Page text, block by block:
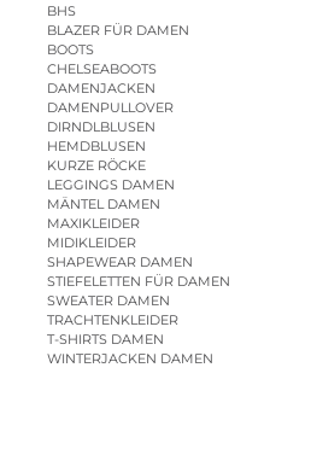
BHS
BLAZER FÜR DAMEN
BOOTS
CHELSEABOOTS
DAMENJACKEN
DAMENPULLOVER
DIRNDLBLUSEN
HEMDBLUSEN
KURZE RÖCKE
LEGGINGS DAMEN
MÄNTEL DAMEN
MAXIKLEIDER
MIDIKLEIDER
SHAPEWEAR DAMEN
STIEFELETTEN FÜR DAMEN
SWEATER DAMEN
TRACHTENKLEIDER
T-SHIRTS DAMEN
WINTERJACKEN DAMEN